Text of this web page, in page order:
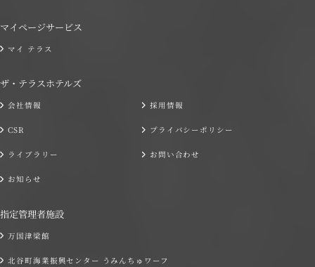
マイページサービス
マイ テラス
ザ・テラスホテルズ
会社情報 採用情報
CSR プライバシーポリシー
ライブラリー お問い合わせ
お知らせ
指定管理者施設
万国津梁館
北谷町海業振興センター うみんちゅワーフ